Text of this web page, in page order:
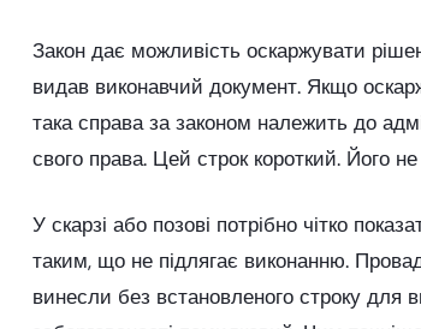
Закон дає можливість оскаржувати
видав виконавчий документ. Якщо
така справа за законом належить до
свого права. Цей строк короткий. Його
У скарзі або позові потрібно чітко
таким, що не підлягає виконанню.
винесли без встановленого строку для